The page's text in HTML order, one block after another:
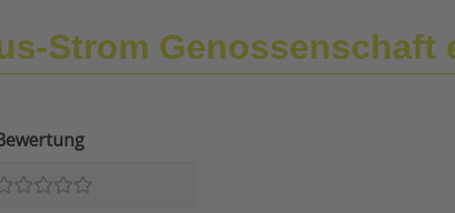
Strom Genossenschaft